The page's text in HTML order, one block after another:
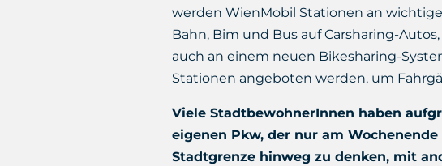
werden WienMobil Stationen an
Bahn, Bim und Bus auf Carsharing-
auch an einem neuen Bikesharing-
Stationen angeboten werden, um
Viele StadtbewohnerInnen haben
eigenen Pkw, der nur am
Stadtgrenze hinweg zu denken, mit